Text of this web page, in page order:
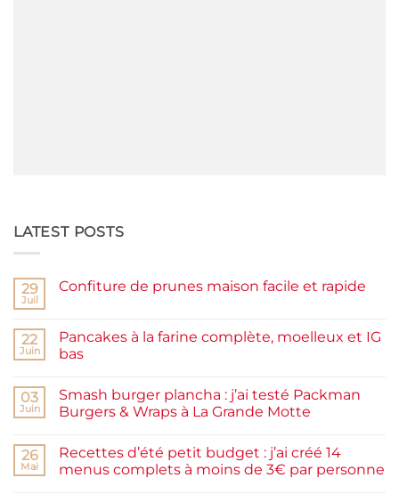
LATEST POSTS
29
Juil
Confiture de prunes maison facile et rapide
Confiture
de
prunes
et
rapide
22
Juin
Pancakes à la farine complète, moelleux et IG
bas
sur
Pancakes
à
complète,
moelleux
et
03
Juin
Smash burger plancha : j’ai testé Packman
Burgers & Wraps à La Grande Motte
sur
Smash
burger
26
Mai
Recettes d’été petit budget : j’ai créé 14
menus complets à moins de 3€ par personne